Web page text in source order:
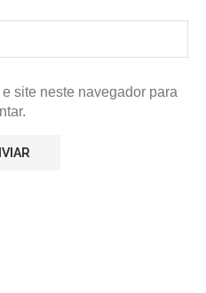
site neste navegador para